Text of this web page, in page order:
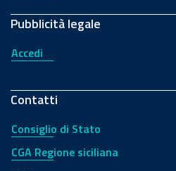
Pubblicità legale
Accedi
Contatti
Consiglio di Stato
CGA Regione siciliana